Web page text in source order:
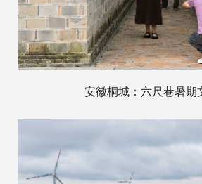
安徽桐城：六尺巷暑期